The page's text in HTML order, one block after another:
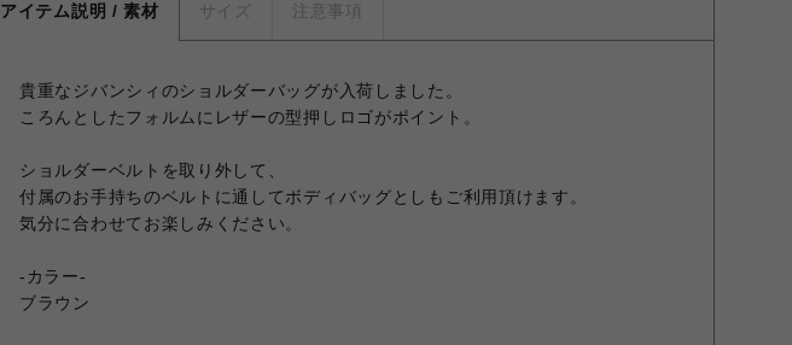
アイテム説明 / 素材 サイズ 注意事項
貴重なジバンシィのショルダーバッグが入荷しました。
ころんとしたフォルムにレザーの型押しロゴがポイント。
ショルダーベルトを取り外して、
付属のお手持ちのベルトに通してボディバッグとしもご利用頂けます。
気分に合わせてお楽しみください。
-カラー-
ブラウン